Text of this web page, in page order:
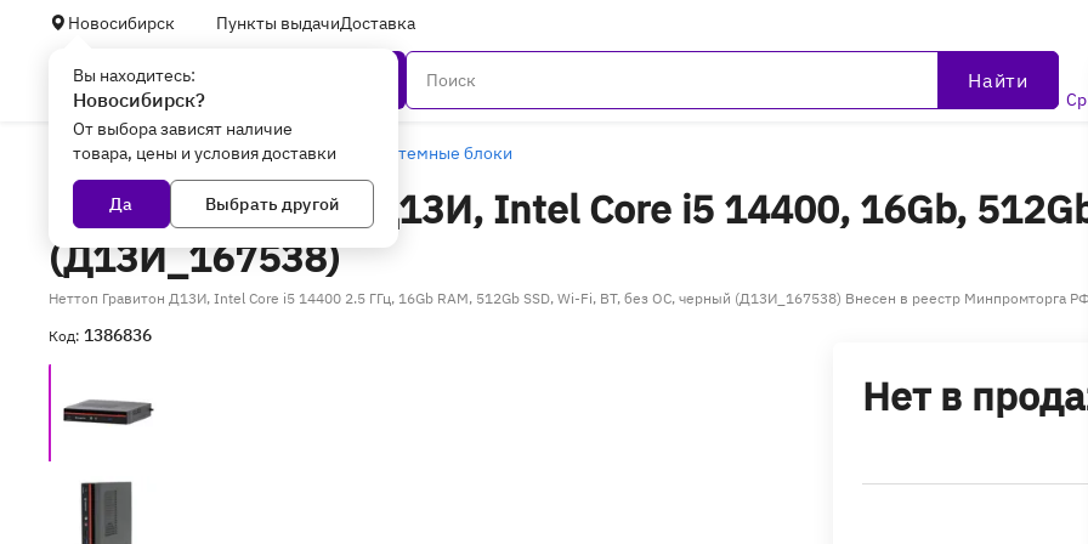
Новосибирск Пункты выдачиДоставка
Вы находитесь:
Новосибирск?
От выбора зависят наличие
товара, цены и условия доставки
Да Выбрать другой
Найти
Главная Компьютеры и ноутбуки Системные блоки
Неттоп Гравитон Д13И, Intel Core i5 14400, 16Gb,
(Д13И_167538)
Неттоп Гравитон Д13И, Intel Core i5 14400 2.5 ГГц, 16Gb RAM, 512Gb SSD, Wi-Fi, BT, без ОС, черный (Д13И_167538) Внесен в реестр Минпромторга
Код: 1386836
Нет в